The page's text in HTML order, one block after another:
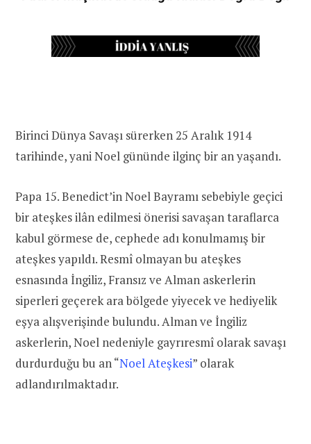
Birinci Dünya Savaşı sürerken 25 Aralık 1914
tarihinde, yani Noel gününde ilginç bir an yaşandı.
Papa 15. Benedict’in Noel Bayramı sebebiyle geçici
bir ateşkes ilân edilmesi önerisi savaşan taraflarca
kabul görmese de, cephede adı konulmamış bir
ateşkes yapıldı. Resmî olmayan bu ateşkes
esnasında İngiliz, Fransız ve Alman askerlerin
siperleri geçerek ara bölgede yiyecek ve hediyelik
eşya alışverişinde bulundu.Alman ve İngiliz
askerlerin, Noel nedeniyle gayrıresmî olarak savaşı
durdurduğu bu an “Noel Ateşkesi” olarak
adlandırılmaktadır.